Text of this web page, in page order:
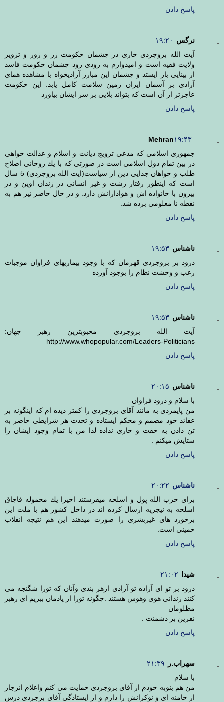
پاسخ دادن
نرگس
۱۹:۲۰
آیت الله بروجردی خاری در چشمان حکومت زر و زور و تزویر
ولایت فقیه است و امیدوارم به زودی زود چشمان حکومت فاسد
از بینایی باز ایستد و چشمان این مبارز آزادیخواه با مشاهده همای
آزادی بر آسمان ایران زمین سلامت کامل یابد. این حکومت
عاجزتر از آن است که بتواند بلایی بر سر ایشان بیاورد
پاسخ دادن
Mehran۱۹:۴۳
جمهوري اسلامي كه مدعي ترويج ديانت و اسلام و عدالت خواهي
در بين تمام دول اسلامي است در صورتي كه با يك روحاني اصلاح
طلب و خواهان جدايي دين از سياست(ايت الله بروجردي) 5 سال
است كه اينطور رفتار زشت و غير انساني در زندان اوين و در
بيرون با خانواده اش و هوادارانش دارد. و در حال حاضر نيز هم به
نقطه نا معلومي برده شد.
پاسخ دادن
ناشناس ۱۹:۵۳
درود بر بروجردی قهرمان که با وجود بیماریهای فراوان موجبات
رعب و وحشت نظام را بوجود آورده
پاسخ دادن
ناشناس ۱۹:۵۳
آیت الله بروجردی محبوبترین رهبر جهان:
http://www.whopopular.com/Leaders-Politicians
پاسخ دادن
ناشناس ۲۰:۱۵
با سلام و درود فراوان
من پايمردي به مانند آقاي بروجردي را كمتر ديده ام كه اينگونه بر
عقائد خود مصمم و محكم ايستاده و تحدت هر شرايطي حاضر به
تن دادن به خفت و خاري نداده لذا من با تمام وجود ايشان را
ستايش ميكنم .
پاسخ دادن
ناشناس ۲۰:۲۲
براي حزب الله پول و اسلحه ميفرستند اخيرا يك محموله قاچاق
اسلحه به نيجريه ارسال كرده اند در داخل كشور هم با ملت اين
برخورد هاي غيربشري را صورت ميدهند اين هم نتيجه انقلاب
خميني است.
پاسخ دادن
شیدا
۲۱:۰۲
درود بر تو ای آزاده تو آزادی ازهر بندی وآنان که تورا شگنجه می
کنند زندانی هوی وهوس هستند .چگونه تورا از یادمان ببریم ای رهبر
مظلومان
نفرین بر دشمنت .
پاسخ دادن
سهراب.ر
۲۱:۳۹
با سلام
من هم بنوبه خودم از آقای بروجردی حمایت می کنم واعلام انزجار
از خامنه ای و نوکرانش را دارم و از ایستادگی آقای برجردی درس